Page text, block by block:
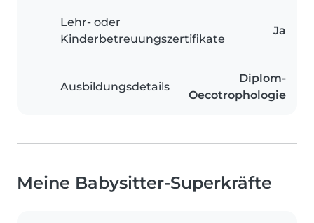
Lehr- oder
Kinderbetreuungszertifikate
Ja
Ausbildungsdetails
Diplom-
Oecotrophologie
Meine Babysitter-Superkräfte